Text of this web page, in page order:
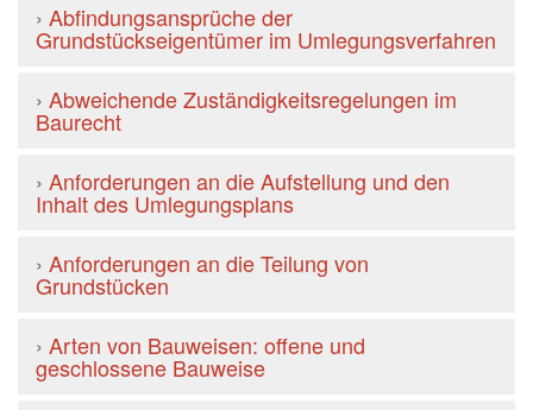
› Abfindungsansprüche der
Grundstückseigentümer im Umlegungsverfahren
› Abweichende Zuständigkeitsregelungen im
Baurecht
› Anforderungen an die Aufstellung und den
Inhalt des Umlegungsplans
› Anforderungen an die Teilung von
Grundstücken
› Arten von Bauweisen: offene und
geschlossene Bauweise